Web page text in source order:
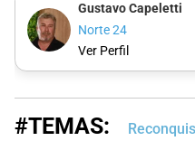
Gustavo Capeletti
Norte 24
Ver Perfil
#TEMAS: